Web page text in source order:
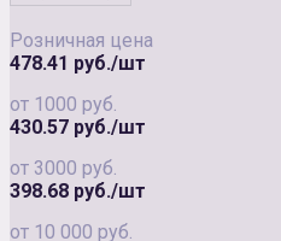
Розничная цена
478.41 руб./шт
от 1000 руб.
430.57 руб./шт
от 3000 руб.
398.68 руб./шт
от 10 000 руб.